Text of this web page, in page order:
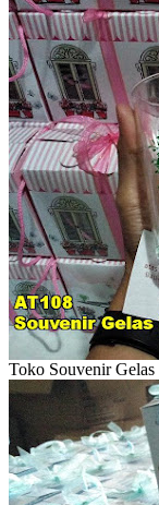
Toko Souvenir